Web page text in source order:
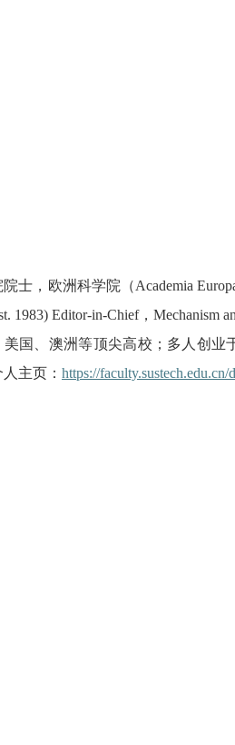
，欧洲科学院（Academia
Editor-in-Chief，Mechanism
国、澳洲等顶尖高校；多人创
主页： https://faculty.sustech.edu.cn/